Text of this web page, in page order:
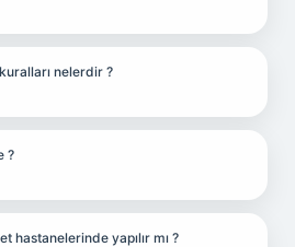
nelerdir ?
?
hastanelerinde yapılır mı ?